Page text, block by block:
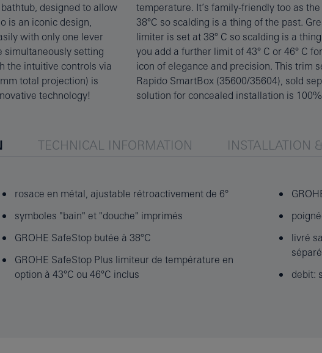
designed to allow
is an iconic design,
with only one lever
simultaneously setting
the intuitive controls via
total projection) is
technology!
override button is set at
the temperature
second limiter lets
GROHE Atrio – the
with the GROHE
This combined
solution for concealed installation is
TECHNICAL INFORMATION INSTALLATION
rosace en métal, ajustable rétroactivement de 6°
symboles "bain" et "douche" imprimés
GROHE SafeStop butée à 38°C
GROHE SafeStop Plus limiteur de température en
option à 43°C ou 46°C inclus
livré
debit: